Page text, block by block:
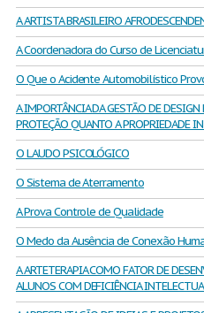
A ARTISTA BRASILEIRO
A Coordenadora do Curso de
O Que o Acidente Automobilístico
A IMPORTÂNCIA DA GESTÃO DE
PROTEÇÃO QUANTO A PROPRIEDADE
O LAUDO PSICOLÓGICO
O Sistema de Aterramento
A Prova Controle de Qualidade
O Medo da Ausência de Conexão
A ARTETERAPIA COMO FATOR DE
ALUNOS COM DEFICIÊNCIA